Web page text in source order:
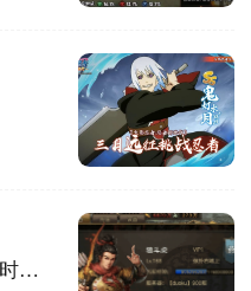
开启攻城掠地一级玩家的最佳时间是什么时候